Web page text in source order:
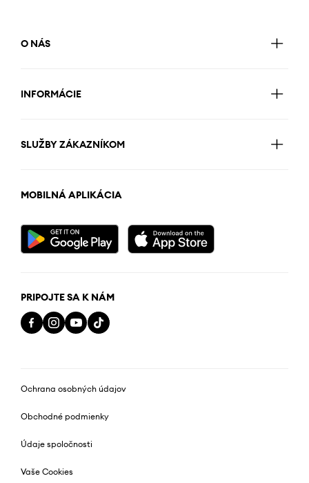
O NÁS
INFORMÁCIE
SLUŽBY ZÁKAZNÍKOM
MOBILNÁ APLIKÁCIA
PRIPOJTE SA K NÁM
Ochrana osobných údajov
Obchodné podmienky
Údaje spoločnosti
Vaše Cookies